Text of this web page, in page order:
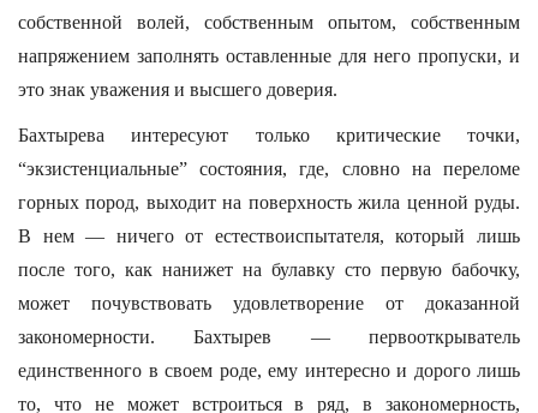
собственной волей, собственным опытом, собственным
напряжением заполнять оставленные для него пропуски, и
это знак уважения и высшего доверия.
Бахтырева интересуют только критические точки,
“экзистенциальные” состояния, где, словно на переломе
горных пород, выходит на поверхность жила ценной руды.
В нем — ничего от естествоиспытателя, который лишь
после того, как нанижет на булавку сто первую бабочку,
может почувствовать удовлетворение от доказанной
закономерности. Бахтырев — первооткрыватель
единственного в своем роде, ему интересно и дорого лишь
то, что не может встроиться в ряд, в закономерность,